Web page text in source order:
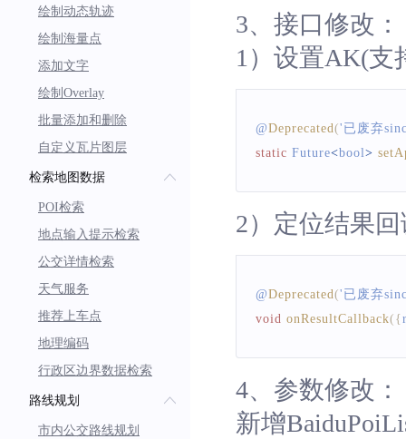
绘制动态轨迹
绘制海量点
添加文字
绘制Overlay
批量添加和删除
自定义瓦片图层
检索地图数据
POI检索
地点输入提示检索
公交详情检索
天气服务
推荐上车点
地理编码
行政区边界数据检索
路线规划
市内公交路线规划
3、接口修改：
1）设置AK(支
@Deprecated('已废弃
static Future<bool>
2）定位结果
@Deprecated('已废弃
void onResultCallback( {
4、参数修改：
新增